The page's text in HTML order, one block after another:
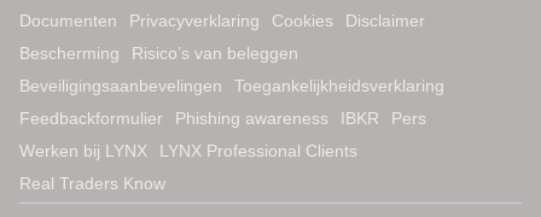
Documenten Privacyverklaring Cookies
Disclaimer
Bescherming
Risico’s van beleggen
Beveiligingsaanbevelingen
Toegankelijkheidsverklaring
Feedbackformulier
Phishing awareness IBKR
Pers
Werken bij LYNX
LYNX Professional Clients
Real Traders Know